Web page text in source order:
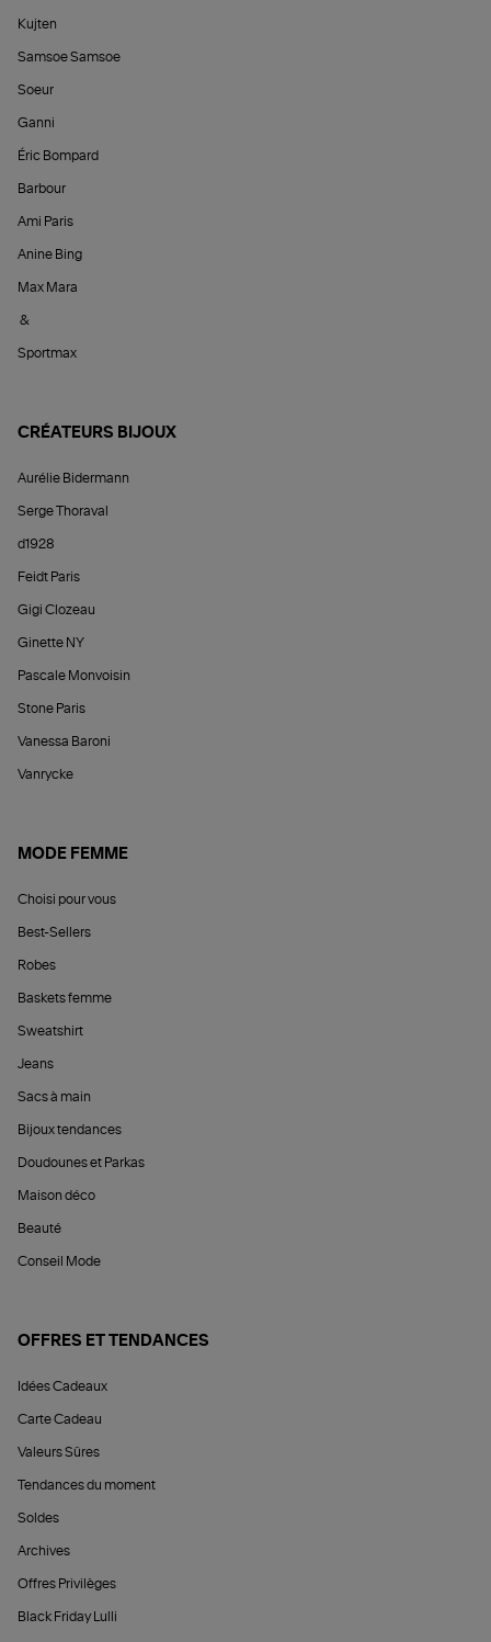
Kujten
Samsoe Samsoe
Soeur
Ganni
Éric Bompard
Barbour
Ami Paris
Anine Bing
Max Mara
&
Sportmax
CRÉATEURS BIJOUX
Aurélie Bidermann
Serge Thoraval
d1928
Feidt Paris
Gigi Clozeau
Ginette NY
Pascale Monvoisin
Stone Paris
Vanessa Baroni
Vanrycke
MODE FEMME
Choisi pour vous
Best-Sellers
Robes
Baskets femme
Sweatshirt
Jeans
Sacs à main
Bijoux tendances
Doudounes et Parkas
Maison déco
Beauté
Conseil Mode
OFFRES ET TENDANCES
Idées Cadeaux
Carte Cadeau
Valeurs Sûres
Tendances du moment
Soldes
Archives
Offres Privilèges
Black Friday Lulli